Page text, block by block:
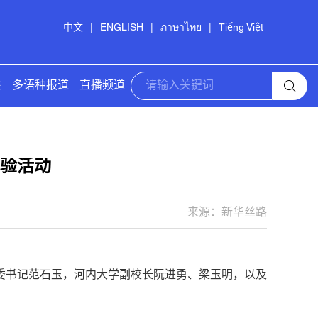
中文 ENGLISH ภาษาไทย Tiếng Việt
多语种报道 直播频道
活动
来源：新华丝路
记范石玉，河内大学副校长阮进勇、梁玉明，以及